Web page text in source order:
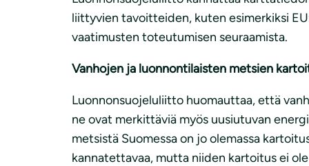
liittyvien tavoitteiden, kuten esimerkiksi
vaatimusten toteutumisen seuraamista.
Vanhojen ja luonnontilaisten metsien
Luonnonsuojeluliitto huomauttaa, että
ne ovat merkittäviä myös uusiutuvan
metsistä Suomessa on jo olemassa
kannatettavaa, mutta niiden kartoitus ei